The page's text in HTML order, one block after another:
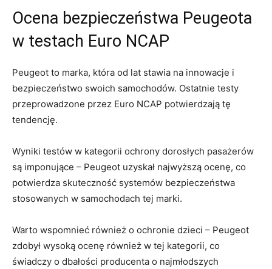
Ocena bezpieczeństwa Peugeota
w testach Euro NCAP
Peugeot to marka, która ⁢od ‍lat stawia‍ na innowacje ⁣i
bezpieczeństwo swoich samochodów. Ostatnie ⁤testy
przeprowadzone przez Euro NCAP potwierdzają tę
tendencję.
Wyniki testów w kategorii ochrony dorosłych pasażerów
są imponujące ⁤– Peugeot uzyskał najwyższą⁢ ocenę, co
potwierdza skuteczność⁢ systemów bezpieczeństwa
⁤stosowanych ​w samochodach ⁣tej marki.
Warto wspomnieć również ‌o⁢ ochronie dzieci – Peugeot
zdobył ‌wysoką ocenę również w​ tej kategorii, co
‌świadczy o dbałości producenta o najmłodszych‌